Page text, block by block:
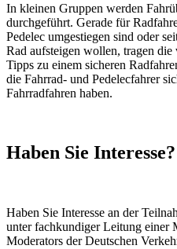
In kleinen Gruppen werden
durchgeführt. Gerade für
Pedelec umgestiegen sind oder
Rad aufsteigen wollen, tragen
Tipps zu einem sicheren
die Fahrrad- und Pedelecfahrer
Fahrradfahren haben.
Haben Sie Interesse?
Haben Sie Interesse an der
unter fachkundiger Leitung einer
Moderators der Deutschen